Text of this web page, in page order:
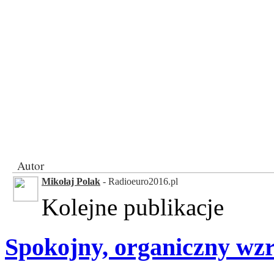
Autor
Mikołaj Polak - Radioeuro2016.pl
Kolejne publikacje
Spokojny, organiczny